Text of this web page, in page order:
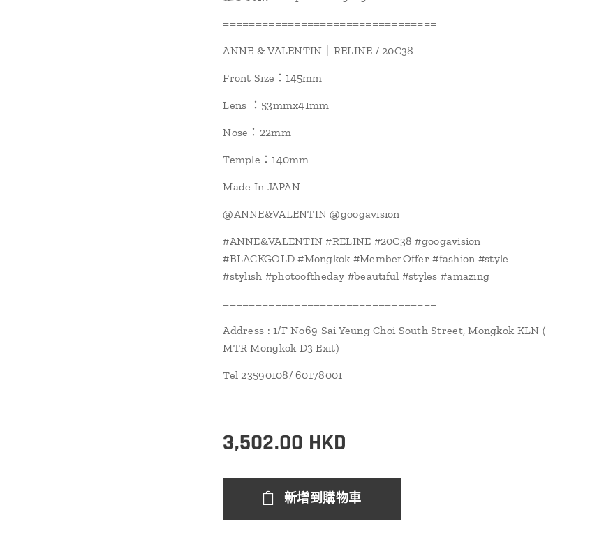
=================================
ANNE & VALENTIN｜RELINE / 20C38
Front Size：145mm
Lens ：53mmx41mm
Nose：22mm
Temple：140mm
Made In JAPAN
@ANNE&VALENTIN @googavision
#ANNE&VALENTIN #RELINE #20C38 #googavision
#BLACKGOLD #Mongkok #MemberOffer #fashion #style
#stylish #photooftheday #beautiful #styles #amazing
=================================
Address : 1/F No69 Sai Yeung Choi South Street, Mongkok KLN (
MTR Mongkok D3 Exit)
Tel 23590108/ 60178001
3,502.00 HKD
新增到購物車